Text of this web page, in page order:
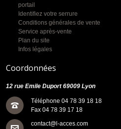
portail
Identifiez votre serrure
Conditions générales de vente
Service après-vente
Plan du site
Infos légales
Coordonnées
12 rue Emile Duport 69009 Lyon
Téléphone 04 78 39 18 18
Fax 04 78 39 17 18
contact@l-acces.com